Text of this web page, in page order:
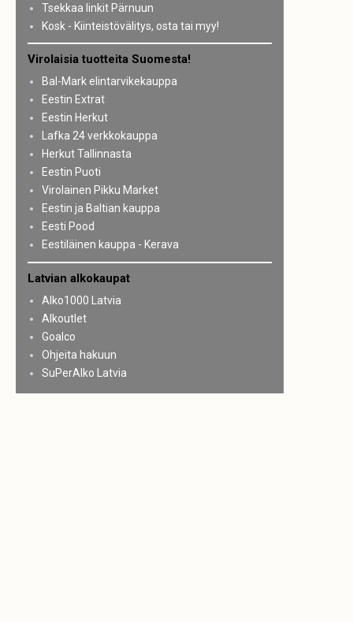
Tsekkaa linkit Pärnuun
Kosk - Kiinteistövälitys, osta tai myy!
Virolaisia tuotteita Suomesta!
Bal-Mark elintarvikekauppa
Eestin Extrat
Eestin Herkut
Lafka 24 verkkokauppa
Herkut Tallinnasta
Eestin Puoti
Virolainen Pikku Market
Eestin ja Baltian kauppa
Eesti Pood
Eestiläinen kauppa - Kerava
Latvian alkokaupat
Alko1000 Latvia
Alkoutlet
Goalco
Ohjeita hakuun
SuPerAlko Latvia